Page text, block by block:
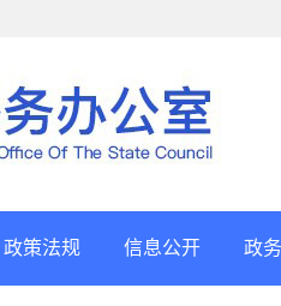
政策法规 信息公开 政